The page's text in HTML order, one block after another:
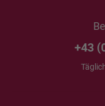
+43